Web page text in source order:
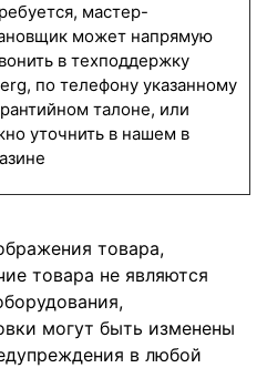
мастер-
может напрямую
в техподдержку
по телефону указанному
талоне, или
уточнить в нашем в
товара,
товара не являются
могут быть изменены
в любой